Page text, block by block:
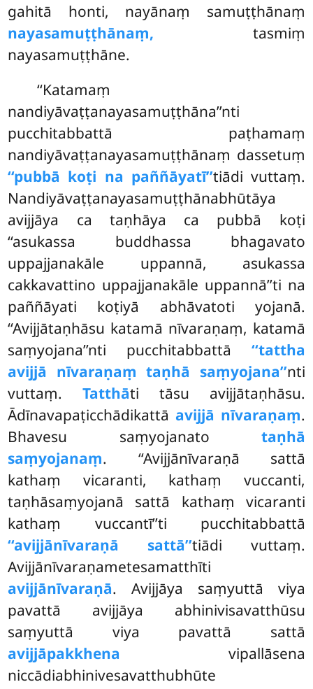
gahitā honti, nayānaṃ samuṭṭhānaṃ
nayasamuṭṭhānaṃ, tasmiṃ
nayasamuṭṭhāne.
‘‘Katamaṃ
nandiyāvaṭṭanayasamuṭṭhāna’’nti
pucchitabbattā paṭhamaṃ
nandiyāvaṭṭanayasamuṭṭhānaṃ dassetuṃ
‘‘pubbā koṭi na paññāyatī’’tiādi vuttaṃ.
Nandiyāvaṭṭanayasamuṭṭhānabhūtāya
avijjāya ca taṇhāya ca pubbā koṭi
‘‘asukassa buddhassa bhagavato
uppajjanakāle uppannā, asukassa
cakkavattino uppajjanakāle uppannā’’ti na
paññāyati koṭiyā abhāvatoti yojanā.
‘‘Avijjātaṇhāsu katamā nīvaraṇaṃ, katamā
saṃyojana’’nti pucchitabbattā ‘‘tattha
avijjā nīvaraṇaṃ taṇhā saṃyojana’’nti
vuttaṃ.Tatthāti tāsu avijjātaṇhāsu.
Ādīnavapaṭicchādikattā avijjā nīvaraṇaṃ.
Bhavesu saṃyojanato taṇhā
saṃyojanaṃ. ‘‘Avijjānīvaraṇā sattā
kathaṃ vicaranti, kathaṃ vuccanti,
taṇhāsaṃyojanā sattā kathaṃ vicaranti
kathaṃ vuccantī’’ti pucchitabbattā
‘‘avijjānīvaraṇā sattā’’tiādi vuttaṃ.
Avijjānīvaraṇametesamatthīti
avijjānīvaraṇā. Avijjāya saṃyuttā viya
pavattā avijjāya abhinivisavatthūsu
saṃyuttā viya pavattā sattā
avijjāpakkhena vipallāsena
niccādiabhinivesavatthubhūte